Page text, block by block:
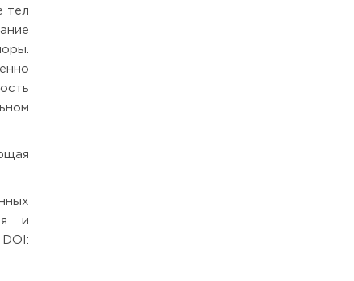
тел
и